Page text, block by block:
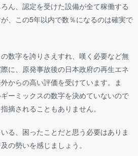
ん、認定を受けた設備が全て稼働する
、この5年以内で数％になるのは確実で
数字を誇りさえすれ、嘆く必要など無
に、原発事故後の日本政府の再生エネ
からの高い評価を受けています。ま
ーミックスの数字を決めていないので
摘されることもありません。
る、困ったことだと思う必要はありま
の勢いを感じましょう。